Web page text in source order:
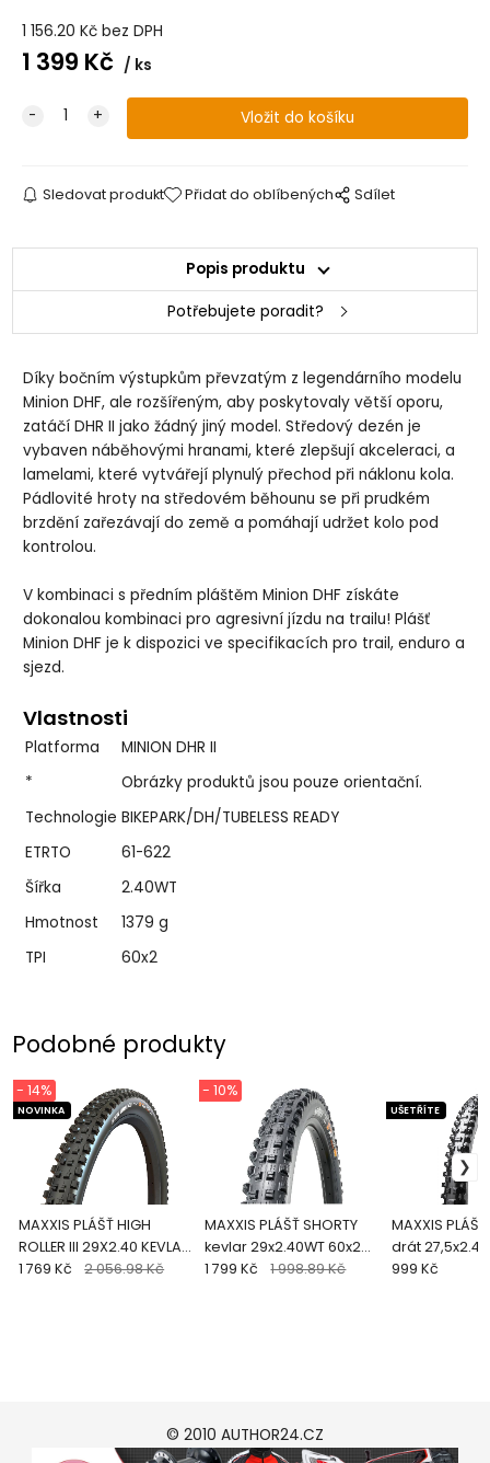
1 156.20 Kč bez DPH
1 399 Kč ks
Sledovat produkt Přidat do oblíbených Sdílet
Popis produktu
Potřebujete poradit?
Díky bočním výstupkům převzatým z legendárního modelu
Minion DHF, ale rozšířeným, aby poskytovaly větší oporu,
zatáčí DHR II jako žádný jiný model. Středový dezén je
vybaven náběhovými hranami, které zlepšují akceleraci, a
lamelami, které vytvářejí plynulý přechod při náklonu kola.
Pádlovité hroty na středovém běhounu se při prudkém
brzdění zařezávají do země a pomáhají udržet kolo pod
kontrolou.
V kombinaci s předním pláštěm Minion DHF získáte
dokonalou kombinaci pro agresivní jízdu na trailu! Plášť
Minion DHF je k dispozici ve specifikacích pro trail, enduro a
sjezd.
Vlastnosti
Platforma
MINION DHR II
*
Obrázky produktů jsou pouze orientační.
Technologie BIKEPARK/DH/TUBELESS READY
ETRTO
61-622
Šířka
2.40WT
Hmotnost
1379 g
TPI
60x2
Podobné produkty
MAXXIS PLÁŠŤ HIGH
ROLLER III 29X2.40 KEVLAR
3CG/DH/TR
NOVINKA
- 14%
1 769 Kč 2 056.98 Kč
MAXXIS PLÁŠŤ SHORTY
kevlar 29x2.40WT 60x2
TPI 3CG/DH/TR
- 10%
1 799 Kč 1 998.89 Kč
MAXXIS
drát
Super Tacky
UŠETŘÍTE
999 Kč
© 2010 AUTHOR24.CZ